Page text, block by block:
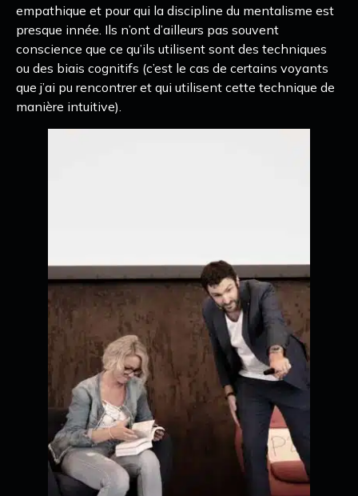
empathique et pour qui la discipline du mentalisme est
presque innée. Ils n’ont d’ailleurs pas souvent
conscience que ce qu’ils utilisent sont des techniques
ou des biais cognitifs (c’est le cas de certains voyants
que j’ai pu rencontrer et qui utilisent cette technique de
manière intuitive).